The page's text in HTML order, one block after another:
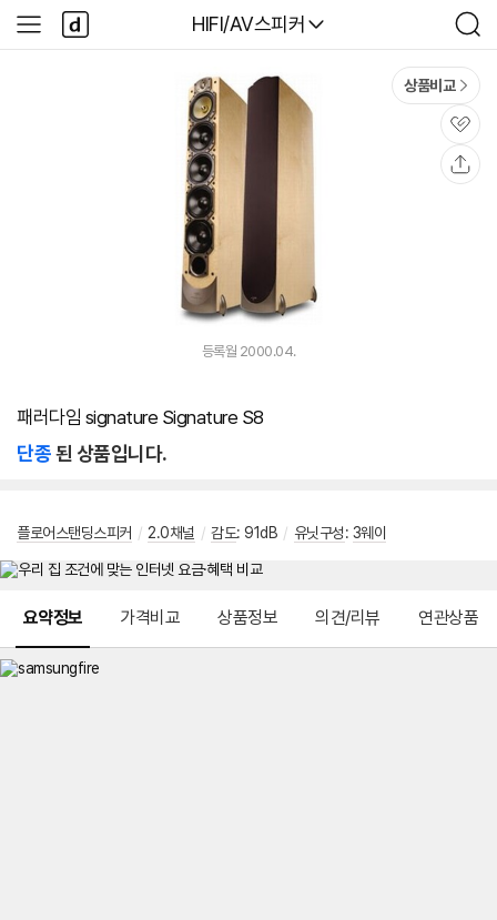
다나와
HIFI/AV스피커
검
색
사
이
다
나
와
상품비교
관
심
등록월 2000.04.
패러다임 signature Signature S8
단종된 상품입니다.
플로어스탠딩스피커 / 2.0채널 / 감도: 91dB / 유닛구성: 3웨이
요약정보 가격비교 상품정보 의견/리뷰 연관상품